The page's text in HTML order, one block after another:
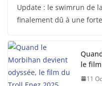
Update : le swimrun de
finalement dû à une
le
11